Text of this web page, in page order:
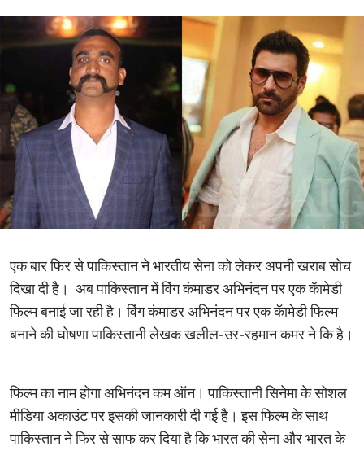
एक बार फिर से पाकिस्तान ने भारतीय सेना को लेकर अपनी खराब सोच
दिखा दी है। अब पाकिस्तान में विंग कंमाडर अभिनंदन पर एक कॅामेडी
फिल्म बनाई जा रही है। विंग कंमाडर अभिनंदन पर एक कॅामेडी फिल्म
बनाने की घोषणा पाकिस्तानी लेखक खलील-उर-रहमान कमर ने कि है।
फिल्म का नाम होगा अभिनंदन कम ऑन। पाकिस्तानी सिनेमा के सोशल
मीडिया अकाउंट पर इसकी जानकारी दी गई है। इस फिल्म के साथ
पाकिस्तान ने फिर से साफ कर दिया है कि भारत की सेना और भारत के